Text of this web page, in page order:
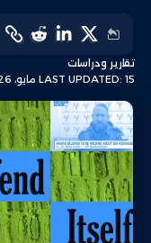
LAST UPDATED: 15 مايو، 2026 3:37 م
تقارير ودراسات